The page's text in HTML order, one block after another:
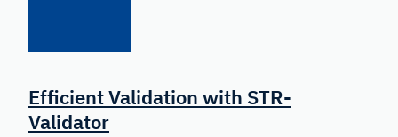
Efficient Validation with STR-
Validator